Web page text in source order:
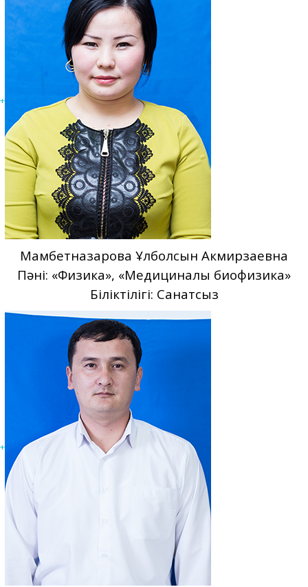
+
Мамбетназарова Ұлболсын Акмирзаевна
Пәні: «Физика», «Медициналық биофизика»
Біліктілігі: Санатсыз
+